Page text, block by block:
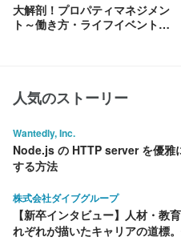
大解剖！プロパティマネジメン
ト～働き方・ライフイベントと
人気のストーリー
Wantedly, Inc.
Node.js の HTTP server を優雅
する方法
株式会社ダイブグループ
【新卒インタビュー】人材・教
れぞれが描いたキャリアの道標